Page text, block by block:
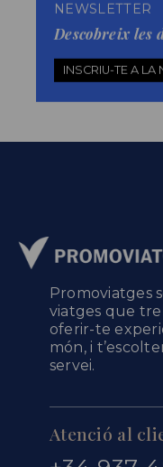
NEWSLETTER
Descobreix les
INSCRIU-TE A LA
Promoviatges
viatges que
oferir-te
món, i
servei.
Atenció al